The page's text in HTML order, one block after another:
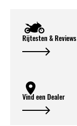
Rijtesten & Reviews
Vind een Dealer